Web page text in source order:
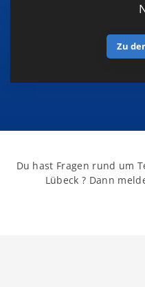
Zu
Du hast Fragen rund um
Lübeck ? Dann